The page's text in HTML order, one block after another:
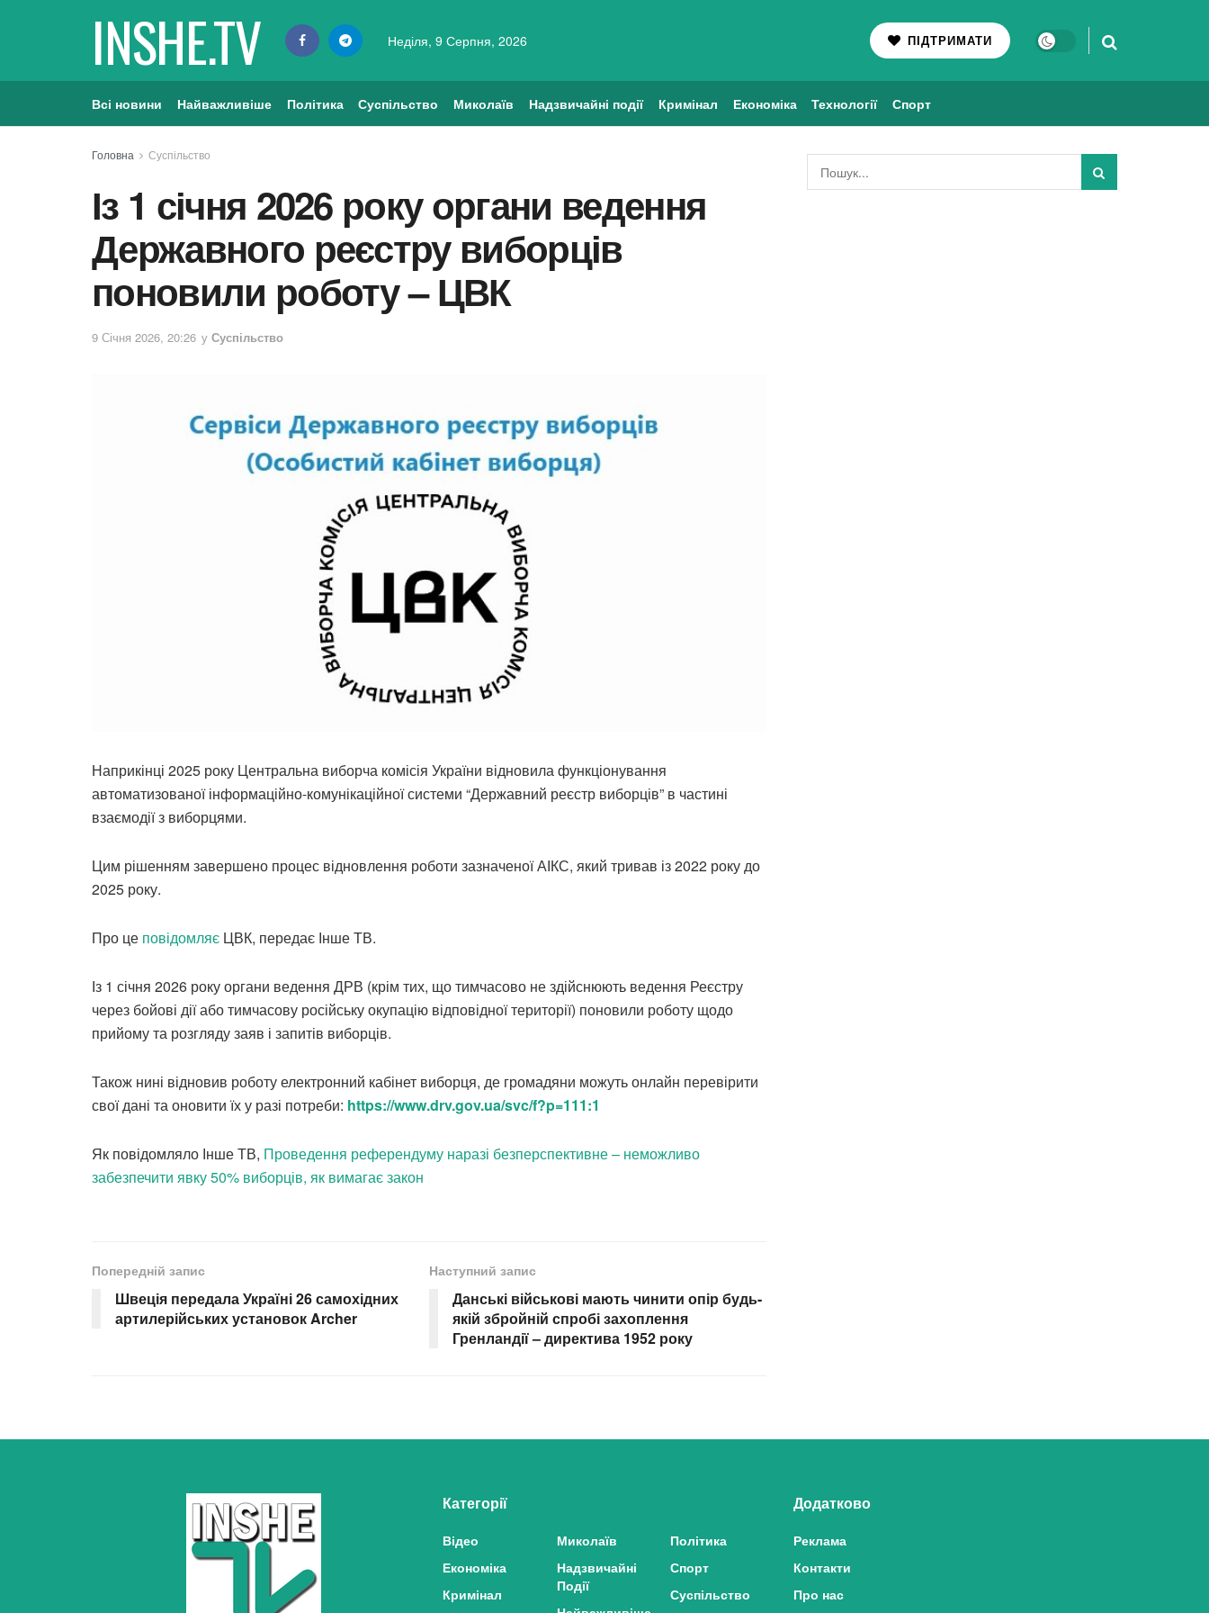
INSHE.TV Неділя, 9 Серпня, 2026 ПІДТРИМАТИ
Всі новини Найважливіше Політика Суспільство Миколаїв Надзвичайні події Кримінал Економіка Технології Спорт
Головна Суспільство
Із 1 січня 2026 року органи ведення
Державного реєстру виборців
поновили роботу – ЦВК
9 Січня 2026, 20:26 у Суспільство
Наприкінці 2025 року Центральна виборча комісія України відновила функціонування
автоматизованої інформаційно-комунікаційної системи “Державний реєстр виборців” в частині
взаємодії з виборцями.
Цим рішенням завершено процес відновлення роботи зазначеної АІКС, який тривав із 2022 року до
2025 року.
Про це повідомляє ЦВК, передає Інше ТВ.
Із 1 січня 2026 року органи ведення ДРВ (крім тих, що тимчасово не здійснюють ведення Реєстру
через бойові дії або тимчасову російську окупацію відповідної території) поновили роботу щодо
прийому та розгляду заяв і запитів виборців.
Також нині відновив роботу електронний кабінет виборця, де громадяни можуть онлайн перевірити
свої дані та оновити їх у разі потреби: https://www.drv.gov.ua/svc/f?p=111:1
Як повідомляло Інше ТВ, Проведення референдуму наразі безперспективне – неможливо
забезпечити явку 50% виборців, як вимагає закон
Попередній запис
Швеція передала Україні 26 самохідних
артилерійських установок Archer
Наступний запис
Данські військові мають чинити опір будь-
якій збройній спробі захоплення
Гренландії – директива 1952 року
Категорії
Відео
Економіка
Кримінал
Миколаїв
Надзвичайні
Події
Політика
Спорт
Суспільство
Додатково
Реклама
Контакти
Про нас